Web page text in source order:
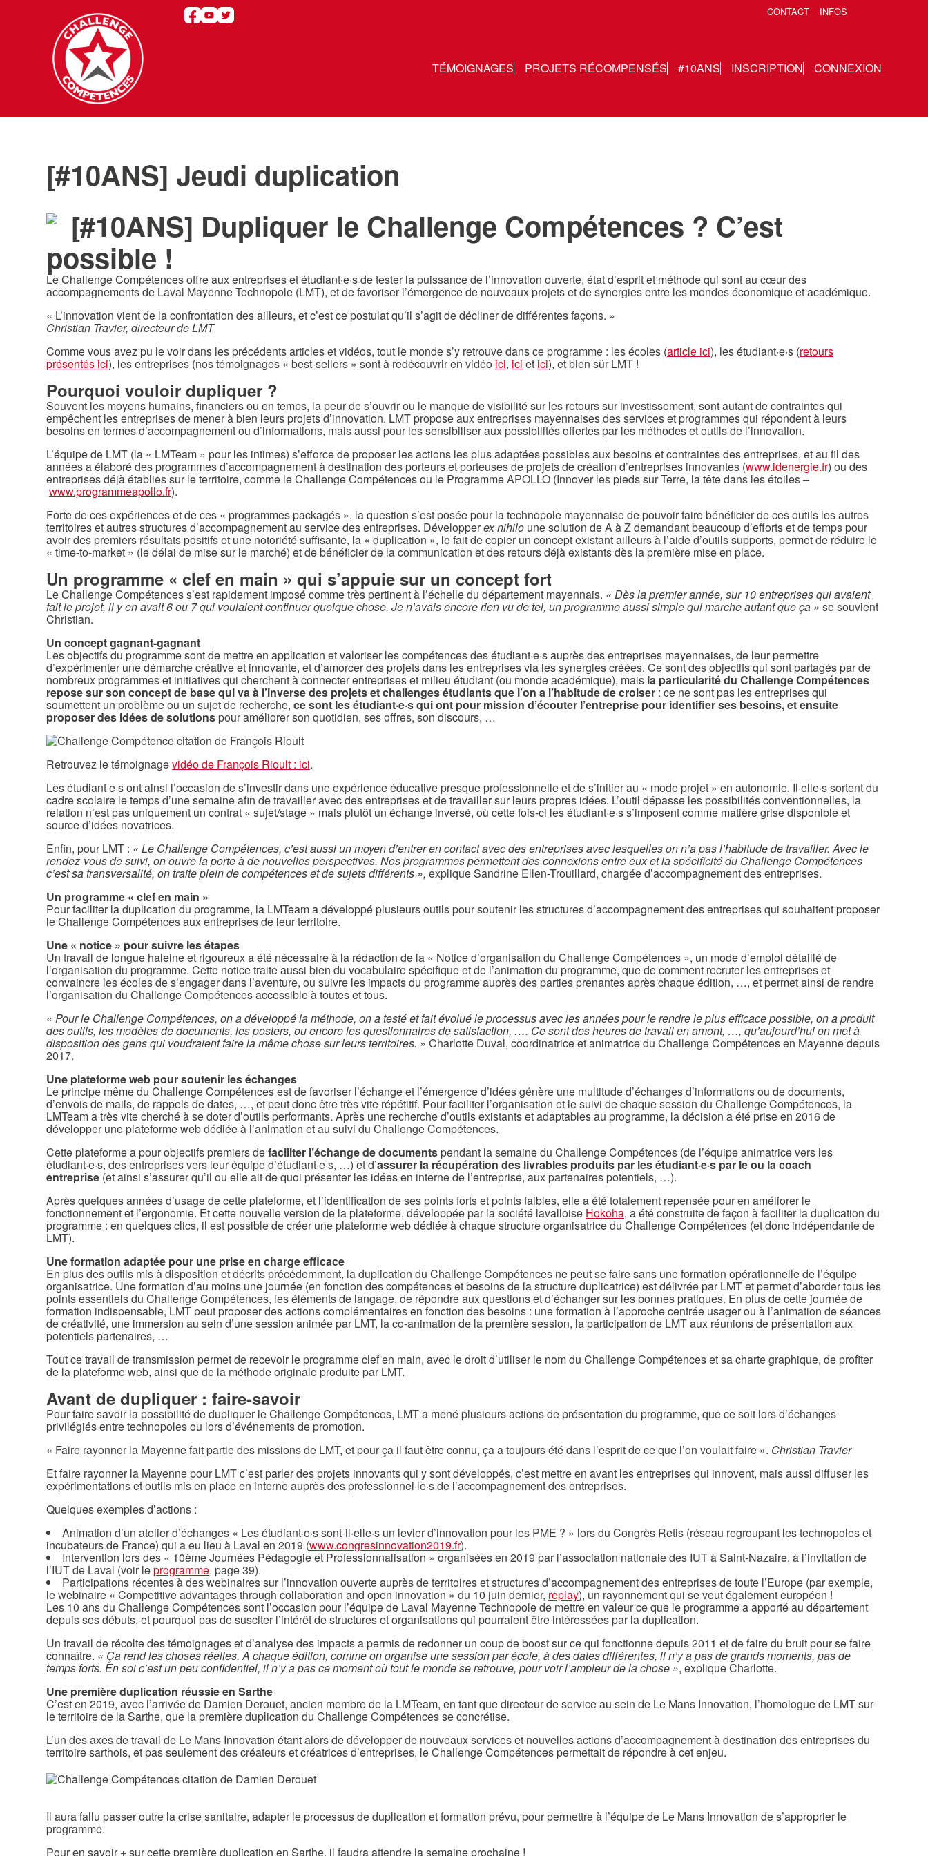
TÉMOIGNAGES PROJETS RÉCOMPENSÉS #10ANS INSCRIPTION CONNEXION
CONTACT INFOS
[#10ANS] Jeudi duplication
[#10ANS] Dupliquer le Challenge Compétences ? C’est
possible !
Le Challenge Compétences offre aux entreprises et étudiant·e·s de tester la puissance de l’innovation ouverte, état d’esprit et méthode qui sont au cœur des
accompagnements de Laval Mayenne Technopole (LMT), et de favoriser l’émergence de nouveaux projets et de synergies entre les mondes économique et académique.
« L’innovation vient de la confrontation des ailleurs, et c’est ce postulat qu’il s’agit de décliner de différentes façons. »
Christian Travier, directeur de LMT
Comme vous avez pu le voir dans les précédents articles et vidéos, tout le monde s’y retrouve dans ce programme : les écoles (article ici), les étudiant·e·s (retours
présentés ici), les entreprises (nos témoignages « best-sellers » sont à redécouvrir en vidéo ici, ici et ici), et bien sûr LMT !
Pourquoi vouloir dupliquer ?
Souvent les moyens humains, financiers ou en temps, la peur de s’ouvrir ou le manque de visibilité sur les retours sur investissement, sont autant de contraintes qui
empêchent les entreprises de mener à bien leurs projets d’innovation. LMT propose aux entreprises mayennaises des services et programmes qui répondent à leurs
besoins en termes d’accompagnement ou d’informations, mais aussi pour les sensibiliser aux possibilités offertes par les méthodes et outils de l’innovation.
L’équipe de LMT (la « LMTeam » pour les intimes) s’efforce de proposer les actions les plus adaptées possibles aux besoins et contraintes des entreprises, et au fil des
années a élaboré des programmes d’accompagnement à destination des porteurs et porteuses de projets de création d’entreprises innovantes (www.idenergie.fr) ou des
entreprises déjà établies sur le territoire, comme le Challenge Compétences ou le Programme APOLLO (Innover les pieds sur Terre, la tête dans les étoiles –
www.programmeapollo.fr).
Forte de ces expériences et de ces « programmes packagés », la question s’est posée pour la technopole mayennaise de pouvoir faire bénéficier de ces outils les autres
territoires et autres structures d’accompagnement au service des entreprises. Développerex nihilo une solution de A à Z demandant beaucoup d’efforts et de temps pour
avoir des premiers résultats positifs et une notoriété suffisante, la « duplication », le fait de copier un concept existant ailleurs à l’aide d’outils supports, permet de réduire le
« time-to-market » (le délai de mise sur le marché) et de bénéficier de la communication et des retours déjà existants dès la première mise en place.
Un programme « clef en main » qui s’appuie sur un concept fort
Le Challenge Compétences s’est rapidement imposé comme très pertinent à l’échelle du département mayennais. « Dès la premier année, sur 10 entreprises qui avaient
fait le projet, il y en avait 6 ou 7 qui voulaient continuer quelque chose. Je n’avais encore rien vu de tel, un programme aussi simple qui marche autant que ça » se souvient
Christian.
Un concept gagnant-gagnant
Les objectifs du programme sont de mettre en application et valoriser les compétences des étudiant·e·s auprès des entreprises mayennaises, de leur permettre
d’expérimenter une démarche créative et innovante, et d’amorcer des projets dans les entreprises via les synergies créées. Ce sont des objectifs qui sont partagés par de
nombreux programmes et initiatives qui cherchent à connecter entreprises et milieu étudiant (ou monde académique), mais la particularité du Challenge Compétences
repose sur son concept de base qui va à l’inverse des projets et challenges étudiants que l’on a l’habitude de croiser : ce ne sont pas les entreprises qui
soumettent un problème ou un sujet de recherche, ce sont les étudiant·e·s qui ont pour mission d’écouter l’entreprise pour identifier ses besoins, et ensuite
proposer des idées de solutionspour améliorer son quotidien, ses offres, son discours, …
Retrouvez le témoignagevidéo de François Rioult : ici.
Les étudiant·e·s ont ainsi l’occasion de s’investir dans une expérience éducative presque professionnelle et de s’initier au « mode projet » en autonomie. Il·elle·s sortent du
cadre scolaire le temps d’une semaine afin de travailler avec des entreprises et de travailler sur leurs propres idées. L’outil dépasse les possibilités conventionnelles, la
relation n’est pas uniquement un contrat « sujet/stage » mais plutôt un échange inversé, où cette fois-ci les étudiant·e·s s’imposent comme matière grise disponible et
source d’idées novatrices.
Enfin, pour LMT : « Le Challenge Compétences, c’est aussi un moyen d’entrer en contact avec des entreprises avec lesquelles on n’a pas l’habitude de travailler. Avec le
rendez-vous de suivi, on ouvre la porte à de nouvelles perspectives. Nos programmes permettent des connexions entre eux et la spécificité du Challenge Compétences
c’est sa transversalité, on traite plein de compétences et de sujets différents », explique Sandrine Ellen-Trouillard, chargée d’accompagnement des entreprises.
Un programme « clef en main »
Pour faciliter la duplication du programme, la LMTeam a développé plusieurs outils pour soutenir les structures d’accompagnement des entreprises qui souhaitent proposer
le Challenge Compétences aux entreprises de leur territoire.
Une « notice » pour suivre les étapes
Un travail de longue haleine et rigoureux a été nécessaire à la rédaction de la « Notice d’organisation du Challenge Compétences », un mode d’emploi détaillé de
l’organisation du programme. Cette notice traite aussi bien du vocabulaire spécifique et de l’animation du programme, que de comment recruter les entreprises et
convaincre les écoles de s’engager dans l’aventure, ou suivre les impacts du programme auprès des parties prenantes après chaque édition, …, et permet ainsi de rendre
l’organisation du Challenge Compétences accessible à toutes et tous.
« Pour le Challenge Compétences, on a développé la méthode, on a testé et fait évolué le processus avec les années pour le rendre le plus efficace possible, on a produit
des outils, les modèles de documents, les posters, ou encore les questionnaires de satisfaction, …. Ce sont des heures de travail en amont, …, qu’aujourd’hui on met à
disposition des gens qui voudraient faire la même chose sur leurs territoires. » Charlotte Duval, coordinatrice et animatrice du Challenge Compétences en Mayenne depuis
2017.
Une plateforme web pour soutenir les échanges
Le principe même du Challenge Compétences est de favoriser l’échange et l’émergence d’idées génère une multitude d’échanges d’informations ou de documents,
d’envois de mails, de rappels de dates, …, et peut donc être très vite répétitif. Pour faciliter l’organisation et le suivi de chaque session du Challenge Compétences, la
LMTeam a très vite cherché à se doter d’outils performants. Après une recherche d’outils existants et adaptables au programme, la décision a été prise en 2016 de
développer une plateforme web dédiée à l’animation et au suivi du Challenge Compétences.
Cette plateforme a pour objectifs premiers defaciliter l’échange de documentspendant la semaine du Challenge Compétences (de l’équipe animatrice vers les
étudiant·e·s, des entreprises vers leur équipe d’étudiant·e·s, …) et d’assurer la récupération des livrables produits par les étudiant·e·s par le ou la coach
entreprise (et ainsi s’assurer qu’il ou elle ait de quoi présenter les idées en interne de l’entreprise, aux partenaires potentiels, …).
Après quelques années d’usage de cette plateforme, et l’identification de ses points forts et points faibles, elle a été totalement repensée pour en améliorer le
fonctionnement et l’ergonomie. Et cette nouvelle version de la plateforme, développée par la société lavalloise Hokoha, a été construite de façon à faciliter la duplication du
programme : en quelques clics, il est possible de créer une plateforme web dédiée à chaque structure organisatrice du Challenge Compétences (et donc indépendante de
LMT).
Une formation adaptée pour une prise en charge efficace
En plus des outils mis à disposition et décrits précédemment, la duplication du Challenge Compétences ne peut se faire sans une formation opérationnelle de l’équipe
organisatrice. Une formation d’au moins une journée (en fonction des compétences et besoins de la structure duplicatrice) est délivrée par LMT et permet d’aborder tous les
points essentiels du Challenge Compétences, les éléments de langage, de répondre aux questions et d’échanger sur les bonnes pratiques. En plus de cette journée de
formation indispensable, LMT peut proposer des actions complémentaires en fonction des besoins : une formation à l’approche centrée usager ou à l’animation de séances
de créativité, une immersion au sein d’une session animée par LMT, la co-animation de la première session, la participation de LMT aux réunions de présentation aux
potentiels partenaires, …
Tout ce travail de transmission permet de recevoir le programme clef en main, avec le droit d’utiliser le nom du Challenge Compétences et sa charte graphique, de profiter
de la plateforme web, ainsi que de la méthode originale produite par LMT.
Avant de dupliquer : faire-savoir
Pour faire savoir la possibilité de dupliquer le Challenge Compétences, LMT a mené plusieurs actions de présentation du programme, que ce soit lors d’échanges
privilégiés entre technopoles ou lors d’événements de promotion.
« Faire rayonner la Mayenne fait partie des missions de LMT, et pour ça il faut être connu, ça a toujours été dans l’esprit de ce que l’on voulait faire ». Christian Travier
Et faire rayonner la Mayenne pour LMT c’est parler des projets innovants qui y sont développés, c’est mettre en avant les entreprises qui innovent, mais aussi diffuser les
expérimentations et outils mis en place en interne auprès des professionnel·le·s de l’accompagnement des entreprises.
Quelques exemples d’actions :
Animation d’un atelier d’échanges « Les étudiant·e·s sont-il·elle·s un levier d’innovation pour les PME ? » lors du Congrès Retis (réseau regroupant les technopoles et
incubateurs de France) qui a eu lieu à Laval en 2019 (www.congresinnovation2019.fr).
Intervention lors des « 10ème Journées Pédagogie et Professionnalisation » organisées en 2019 par l’association nationale des IUT à Saint-Nazaire, à l’invitation de
l’IUT de Laval (voir leprogramme, page 39).
Participations récentes à des webinaires sur l’innovation ouverte auprès de territoires et structures d’accompagnement des entreprises de toute l’Europe (par exemple,
le webinaire « Competitive advantages through collaboration and open innovation » du 10 juin dernier, replay), un rayonnement qui se veut également européen !
Les 10 ans du Challenge Compétences sont l’occasion pour l’équipe de Laval Mayenne Technopole de mettre en valeur ce que le programme a apporté au département
depuis ses débuts, et pourquoi pas de susciter l’intérêt de structures et organisations qui pourraient être intéressées par la duplication.
Un travail de récolte des témoignages et d’analyse des impacts a permis de redonner un coup de boost sur ce qui fonctionne depuis 2011 et de faire du bruit pour se faire
connaître. « Ça rend les choses réelles. A chaque édition, comme on organise une session par école, à des dates différentes, il n’y a pas de grands moments, pas de
temps forts. En soi c’est un peu confidentiel, il n’y a pas ce moment où tout le monde se retrouve, pour voir l’ampleur de la chose », explique Charlotte.
Une première duplication réussie en Sarthe
C’est en 2019, avec l’arrivée de Damien Derouet, ancien membre de la LMTeam, en tant que directeur de service au sein de Le Mans Innovation, l’homologue de LMT sur
le territoire de la Sarthe, que la première duplication du Challenge Compétences se concrétise.
L’un des axes de travail de Le Mans Innovation étant alors de développer de nouveaux services et nouvelles actions d’accompagnement à destination des entreprises du
territoire sarthois, et pas seulement des créateurs et créatrices d’entreprises, le Challenge Compétences permettait de répondre à cet enjeu.
Il aura fallu passer outre la crise sanitaire, adapter le processus de duplication et formation prévu, pour permettre à l’équipe de Le Mans Innovation de s’approprier le
programme.
Pour en savoir + sur cette première duplication en Sarthe, il faudra attendre la semaine prochaine !